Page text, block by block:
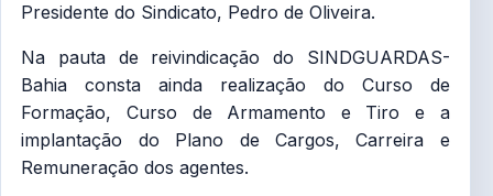
Presidente do Sindicato, Pedro de Oliveira.
Na pauta de reivindicação do SINDGUARDAS-
Bahia consta ainda realização do Curso de
Formação, Curso de Armamento e Tiro e a
implantação do Plano de Cargos, Carreira e
Remuneração dos agentes.